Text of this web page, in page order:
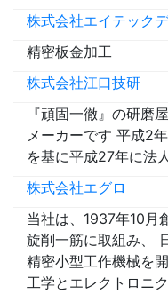
株式会社エイテック
精密板金加工
株式会社江口技研
『頑固一徹』の研磨
メーカーです 平成2
を基に平成27年に法
株式会社エグロ
当社は、1937年10月
旋削一筋に取組み、
精密小型工作機械を
工学とエレクトロニ